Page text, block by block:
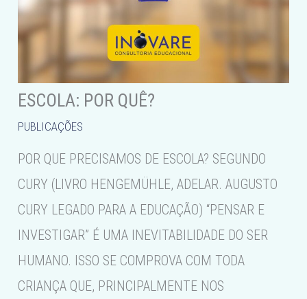
ESCOLA: POR QUÊ?
PUBLICAÇÕES
POR QUE PRECISAMOS DE ESCOLA? SEGUNDO
CURY (LIVRO HENGEMÜHLE, ADELAR. AUGUSTO
CURY LEGADO PARA A EDUCAÇÃO) “PENSAR E
INVESTIGAR” É UMA INEVITABILIDADE DO SER
HUMANO. ISSO SE COMPROVA COM TODA
CRIANÇA QUE, PRINCIPALMENTE NOS